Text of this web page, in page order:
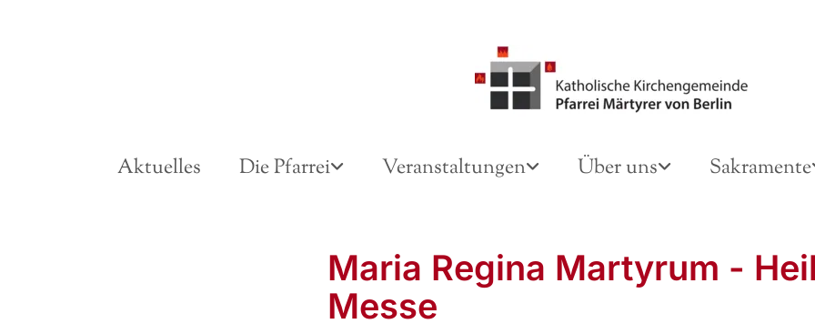
Aktuelles Die Pfarrei Veranstaltungen Über uns Sakramente
Maria Regina Martyrum -
Messe